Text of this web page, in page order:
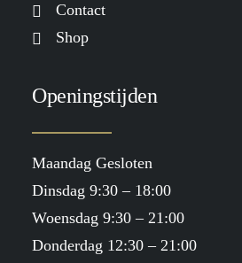
Contact
Shop
Openingstijden
Maandag Gesloten
Dinsdag 9:30 – 18:00
Woensdag 9:30 – 21:00
Donderdag 12:30 – 21:00